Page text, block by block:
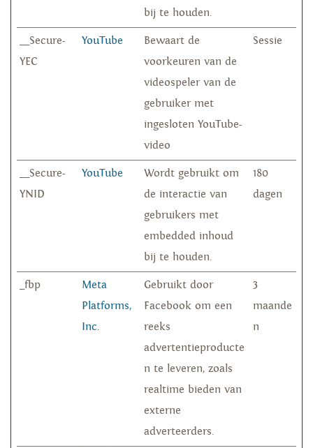
bij te houden.
__Secure-
YEC
YouTube
Bewaart de
voorkeuren van de
videospeler van de
gebruiker met
ingesloten YouTube-
video
Sessie
__Secure-
YNID
YouTube
Wordt gebruikt om
de interactie van
gebruikers met
embedded inhoud
bij te houden.
180
dagen
_fbp
Meta
Platforms,
Inc.
Gebruikt door
Facebook om een
reeks
advertentieproducte
n te leveren, zoals
realtime bieden van
externe
adverteerders.
3
maande
n